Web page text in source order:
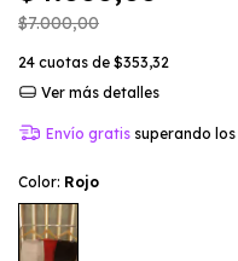
$7.000,00
24 cuotas de $353,32
Ver más detalles
Envío gratis superando los
Color: Rojo